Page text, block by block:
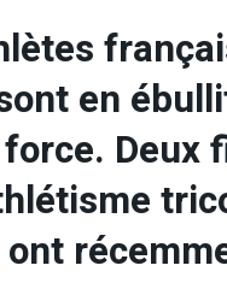
en
Deux